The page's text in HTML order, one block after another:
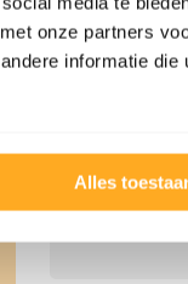
onze partners
informatie die
Alles
Gratis
Vraag een